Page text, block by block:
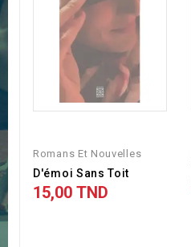
Romans Et Nouvelles
D'émoi Sans Toit
15,00 TND